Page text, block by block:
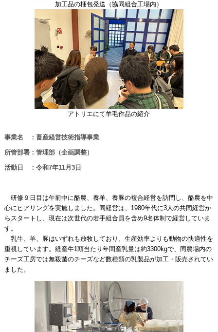
加工品の梱包発送（協同組合工場内）
アトリエにて羊毛作品の紹介
事業名 ：畜産経営技術指導事業
所管部署：管理部（企画調整）
活動日 ：令和7年11月3日
研修９日目は午前中に酪農、養羊、養豚の複合経営を訪問し、酪農を中
心にヒアリングを実施しました。同経営は、1980年代に3人の共同経営か
らスタートし、現在は次世代の若手組合員を含め9名体制で経営していま
す。
乳牛、羊、豚はいずれも放牧しており、生産効率よりも動物の快適性を
重視しています。経産牛1頭当たり年間産乳量は約3300kgで、同農場内の
チーズ工房では無殺菌のチーズなど数種類の乳製品が加工・販売されてい
ました。